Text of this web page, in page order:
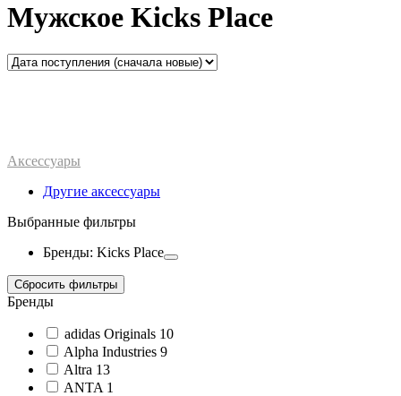
Мужское Kicks Place
Аксессуары
Другие аксессуары
Выбранные фильтры
Бренды: Kicks Place
Сбросить фильтры
Бренды
adidas Originals 10
Alpha Industries 9
Altra 13
ANTA 1